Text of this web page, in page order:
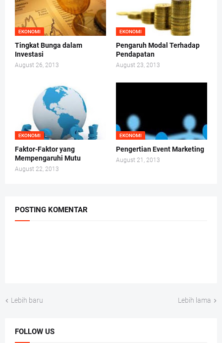
EKONOMI
Tingkat Bunga dalam
Investasi
August 26, 2013
EKONOMI
Pengaruh Modal Terhadap
Pendapatan
August 23, 2013
EKONOMI
Faktor-Faktor yang
Mempengaruhi Mutu
August 22, 2013
EKONOMI
Pengertian Event Marketing
August 21, 2013
POSTING KOMENTAR
Lebih baru Lebih lama
FOLLOW US